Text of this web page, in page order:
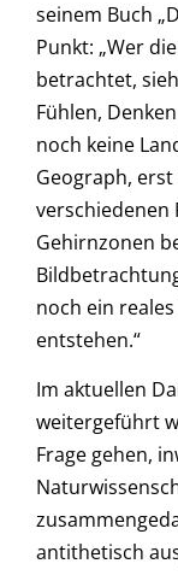
seinem Buch
Punkt: „Wer
betrachtet,
Fühlen,
noch keine
Geograph,
Gehirnzonen
noch ein
entstehen.“
Im aktuellen
weitergeführt
Frage gehen,
antithetisch